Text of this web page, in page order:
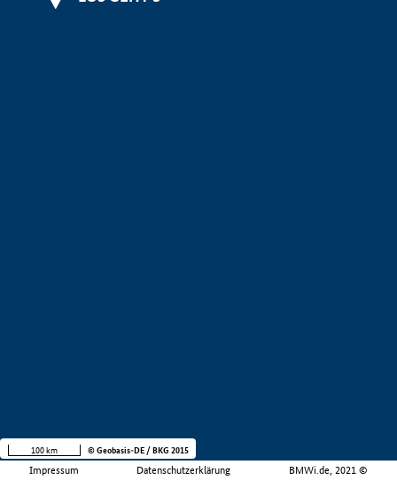
Impressum Datenschutzerklärung BMWi.de, 2021 ©
100 km © Geobasis-DE / BKG 2015